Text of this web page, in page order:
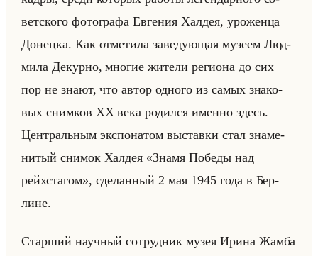
вет­ско­го фо­то­гра­фа Ев­ге­ния Хал­дея, уро­жен­ца
До­нец­ка. Как от­ме­ти­ла за­ве­ду­ющая му­зе­ем Люд­
ми­ла Де­кур­но, мно­гие жи­те­ли ре­ги­она до сих
пор не знают, что автор од­но­го из самых зна­ко­
вых сним­ков XX века ро­дил­ся имен­но здесь.
Цен­тральным экс­по­на­том вы­став­ки стал зна­ме­
ни­тый сни­мок Хал­дея «Знамя Победы над
рейхстагом», сде­лан­ный 2 мая 1945 года в Бер­
лине.
Стар­ший на­уч­ный со­труд­ник музея Ирина Жамба